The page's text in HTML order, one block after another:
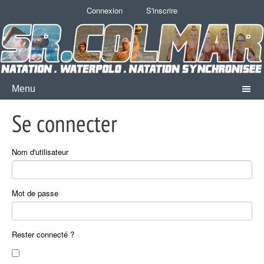
Connexion S'inscrire
Menu
Se connecter
Nom d'utilisateur
Mot de passe
Rester connecté ?